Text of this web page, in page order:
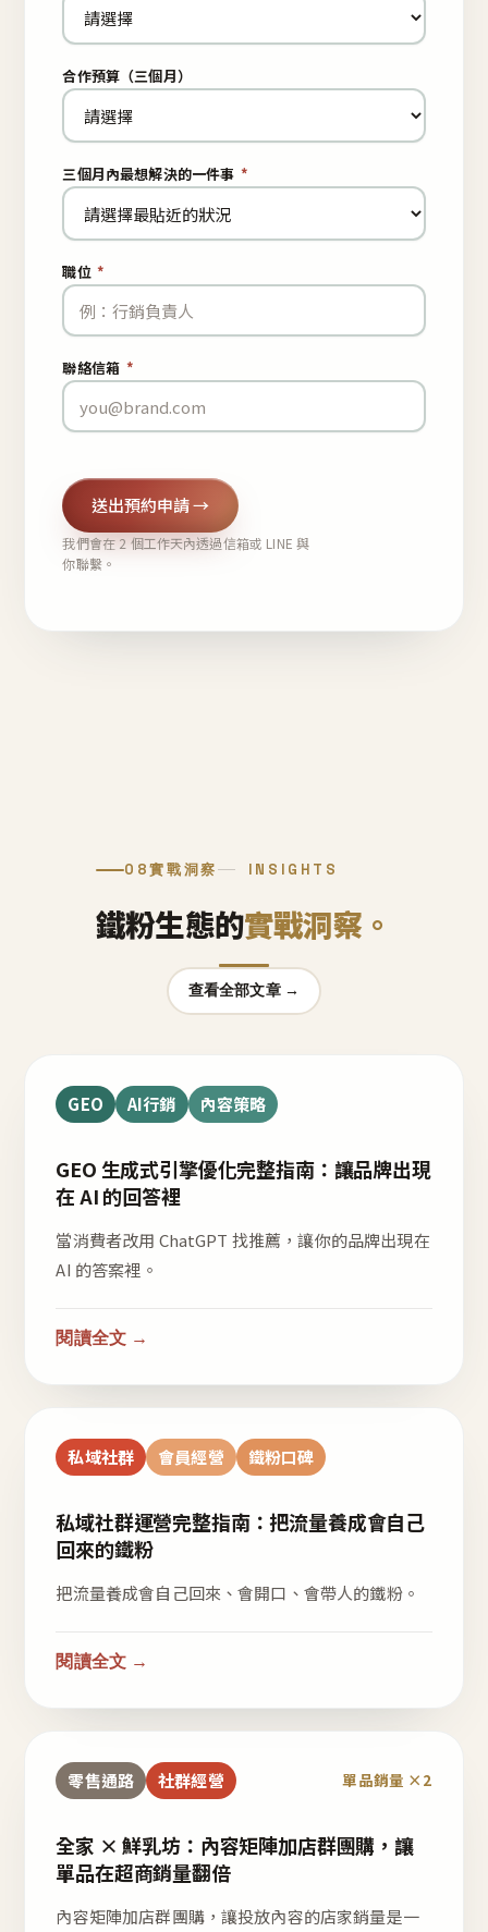
合作預算（三個月）
三個月內最想解決的一件事 *
職位 *
聯絡信箱 *
送出預約申請 →
我們會在 2 個工作天內透過信箱或 LINE 與
你聯繫。
08實戰洞察 INSIGHTS
鐵粉生態的實戰洞察。
查看全部文章 →
GEO AI行銷 內容策略
GEO 生成式引擎優化完整指南：讓品牌出現
在 AI 的回答裡
當消費者改用 ChatGPT 找推薦，讓你的品牌出現在
AI 的答案裡。
閱讀全文 →
私域社群 會員經營 鐵粉口碑
私域社群運營完整指南：把流量養成會自己
回來的鐵粉
把流量養成會自己回來、會開口、會帶人的鐵粉。
閱讀全文 →
零售通路 社群經營 單品銷量 ×2
全家 × 鮮乳坊：內容矩陣加店群團購，讓
單品在超商銷量翻倍
內容矩陣加店群團購，讓投放內容的店家銷量是一